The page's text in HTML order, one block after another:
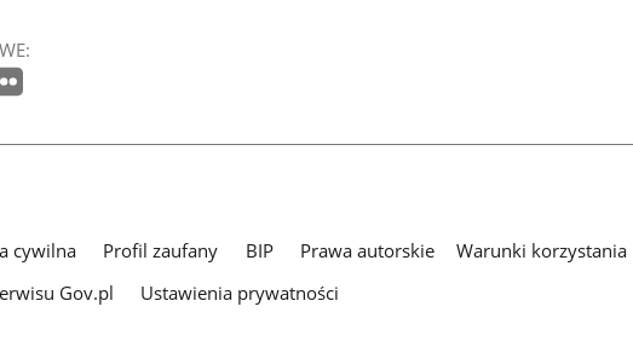
cywilna Profil zaufany BIP Prawa autorskie Warunki korzystania
Gov.pl
Ustawienia prywatności